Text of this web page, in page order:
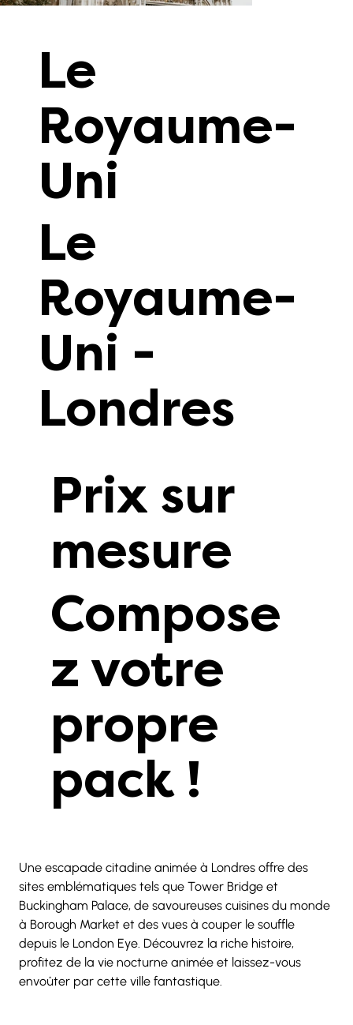
Le
Royaume-
Uni
Le
Royaume-
Uni -
Londres
Prix sur
mesure
Compose
z votre
propre
pack !
Une escapade citadine animée à Londres offre des
sites emblématiques tels que Tower Bridge et
Buckingham Palace, de savoureuses cuisines du monde
à Borough Market et des vues à couper le souffle
depuis le London Eye. Découvrez la riche histoire,
profitez de la vie nocturne animée et laissez-vous
envoûter par cette ville fantastique.